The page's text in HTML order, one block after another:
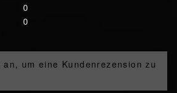
0
0
um eine Kundenrezension zu